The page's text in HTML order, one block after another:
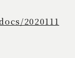
2020111